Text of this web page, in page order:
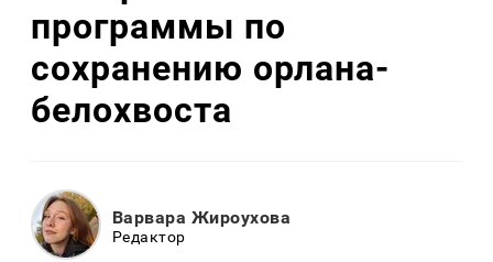
программы по
сохранению орлана-
белохвоста
Варвара Жироухова
Редактор